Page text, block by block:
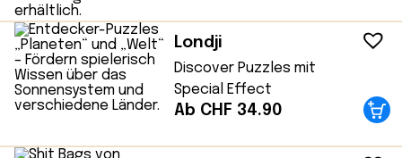
Londji
Discover Puzzles mit
Special Effect
Ab CHF 34.90